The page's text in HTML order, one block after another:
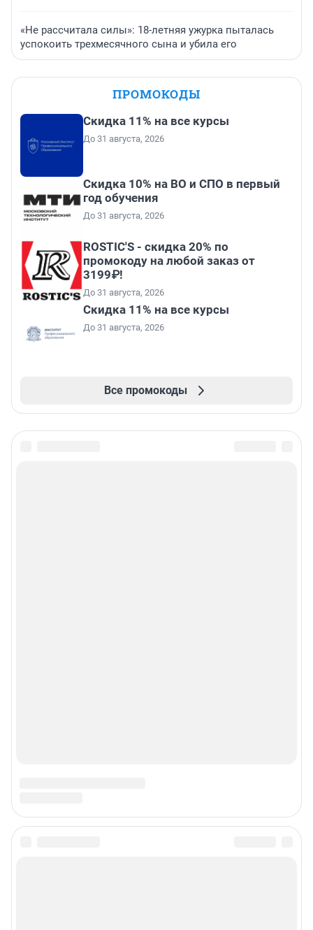
«Не рассчитала силы»: 18-летняя ужурка пыталась
успокоить трехмесячного сына и убила его
ПРОМОКОДЫ
Скидка 11% на все курсы
До 31 августа, 2026
Скидка 10% на ВО и СПО в первый
год обучения
До 31 августа, 2026
ROSTIC'S - скидка 20% по
промокоду на любой заказ от
3199₽!
До 31 августа, 2026
Скидка 11% на все курсы
До 31 августа, 2026
Все промокоды